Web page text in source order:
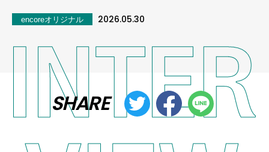
encoreオリジナル 2026.05.30
SHARE